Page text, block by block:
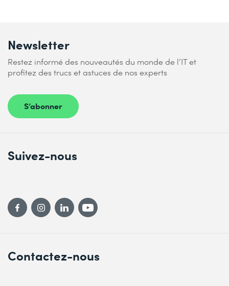
Newsletter
Restez informé des nouveautés du monde de l’IT et
profitez des trucs et astuces de nos experts
S’abonner
Contactez-nous
Suivez-nous